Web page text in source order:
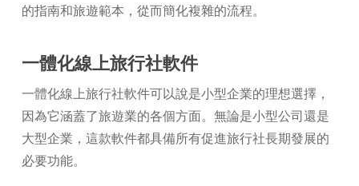
的指南和旅遊範本，從而簡化複雜的流程。
一體化線上旅行社軟件
一體化線上旅行社軟件可以說是小型企業的理想選擇，
因為它涵蓋了旅遊業的各個方面。無論是小型公司還是
大型企業，這款軟件都具備所有促進旅行社長期發展的
必要功能。